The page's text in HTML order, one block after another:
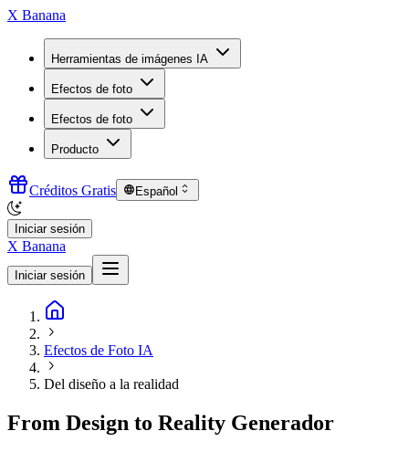
X Banana
Herramientas de imágenes IA
Efectos de foto
Efectos de foto
Producto
Créditos Gratis Español
Iniciar sesión
X Banana
Iniciar sesión
Efectos de Foto IA
Del diseño a la realidad
From Design to Reality Generador